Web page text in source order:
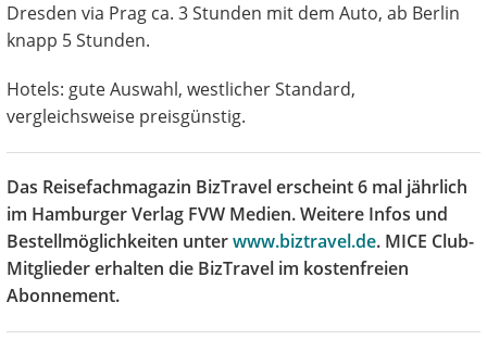
Dresden via Prag ca. 3 Stunden mit dem Auto, ab Berlin
knapp 5 Stunden.
Hotels: gute Auswahl, westlicher Standard,
vergleichsweise preisgünstig.
Das Reisefachmagazin BizTravel erscheint 6 mal jährlich
im Hamburger Verlag FVW Medien. Weitere Infos und
Bestellmöglichkeiten unterwww.biztravel.de. MICE Club-
Mitglieder erhalten die BizTravel im kostenfreien
Abonnement.